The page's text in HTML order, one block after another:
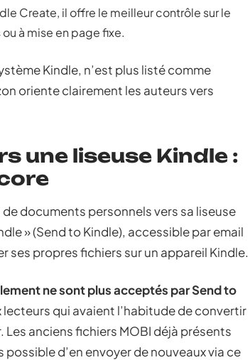
Create, il offre le meilleur contrôle sur le
à mise en page fixe.
Kindle, n’est plus listé comme
oriente clairement les auteurs vers
une liseuse Kindle :
documents personnels vers sa liseuse
» (Send to Kindle), accessible par email
ses propres fichiers sur un appareil Kindle.
ne sont plus acceptés par Send to
qui avaient l’habitude de convertir
anciens fichiers MOBI déjà présents
possible d’en envoyer de nouveaux via ce